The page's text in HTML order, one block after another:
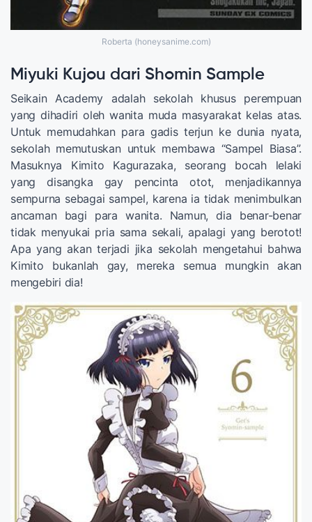
Roberta (honeysanime.com)
Miyuki Kujou dari Shomin Sample
Seikain Academy adalah sekolah khusus perempuan
yang dihadiri oleh wanita muda masyarakat kelas atas.
Untuk memudahkan para gadis terjun ke dunia nyata,
sekolah memutuskan untuk membawa “Sampel Biasa”.
Masuknya Kimito Kagurazaka, seorang bocah lelaki
yang disangka gay pencinta otot, menjadikannya
sempurna sebagai sampel, karena ia tidak menimbulkan
ancaman bagi para wanita. Namun, dia benar-benar
tidak menyukai pria sama sekali, apalagi yang berotot!
Apa yang akan terjadi jika sekolah mengetahui bahwa
Kimito bukanlah gay, mereka semua mungkin akan
mengebiri dia!